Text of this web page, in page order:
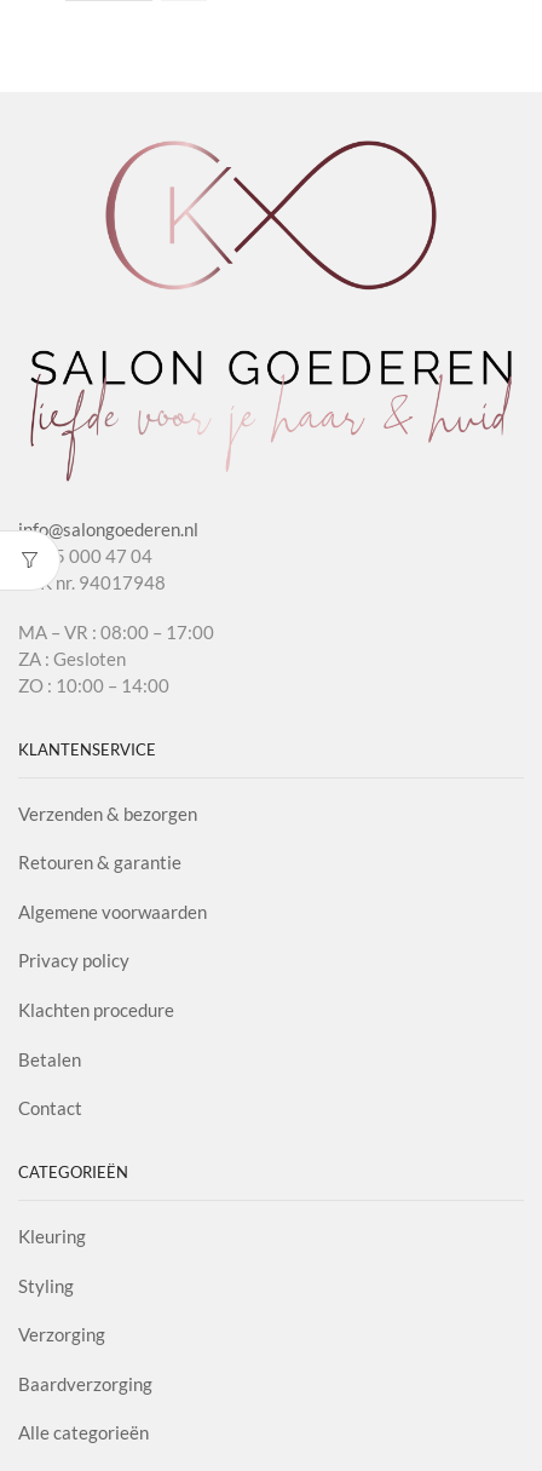
info@salongoederen.nl
T 085 000 47 04
KvK nr. 94017948
MA – VR : 08:00 – 17:00
ZA : Gesloten
ZO : 10:00 – 14:00
KLANTENSERVICE
Verzenden & bezorgen
Retouren & garantie
Algemene voorwaarden
Privacy policy
Klachten procedure
Betalen
Contact
CATEGORIEËN
Kleuring
Styling
Verzorging
Baardverzorging
Alle categorieën